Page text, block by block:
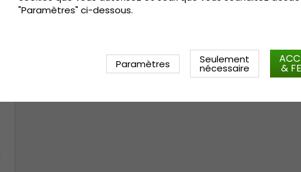
"Paramètres" ci-dessous.
Paramètres Seulement
nécessaire &